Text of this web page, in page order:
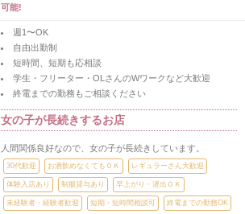
可能!
週1〜OK
自由出勤制
短時間、短期も応相談
学生・フリーター・OLさんのWワークなど大歓迎
終電までの勤務もご相談ください
女の子が長続きするお店
人間関係良好なので、女の子が長続きしています。
30代歓迎 お酒飲めなくてもＯＫ レギュラーさん大歓迎
体験入店あり 制服貸与あり 早上がり・遅出ＯＫ
未経験者・経験者歓迎 短期・短時間相談可 終電までの勤務OK